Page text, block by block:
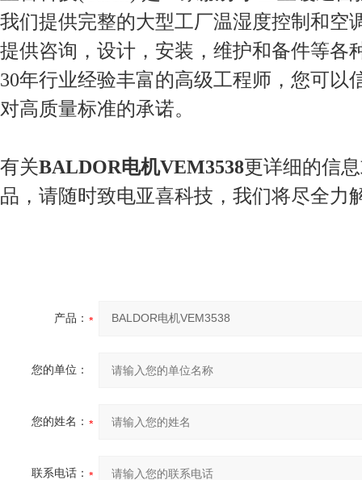
我们提供完整的大型工厂温湿度控制和空
提供咨询，设计，安装，维护和备件等各
30年行业经验丰富的高级工程师，您可以
对高质量标准的承诺。
有关BALDOR电机VEM3538更详细的信
品，请随时致电亚喜科技，我们将尽全力
产品：
您的单位：
您的姓名：
联系电话：